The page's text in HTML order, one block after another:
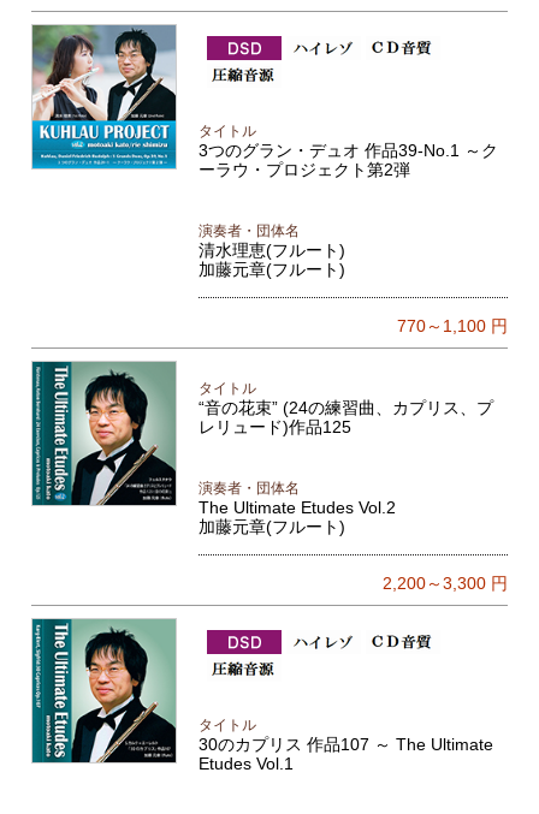
タイトル
3つのグラン・デュオ 作品39-No.1 ～ク
ーラウ・プロジェクト第2弾
演奏者・団体名
清水理恵(フルート)
加藤元章(フルート)
770～1,100円
タイトル
“音の花束” (24の練習曲、カプリス、プ
レリュード)作品125
演奏者・団体名
The Ultimate Etudes Vol.2
加藤元章(フルート)
2,200～3,300円
タイトル
30のカプリス 作品107 ～ The Ultimate
Etudes Vol.1